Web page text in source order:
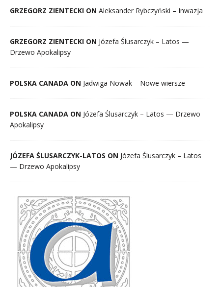
GRZEGORZ ZIENTECKI ON Aleksander Rybczyński – Inwazja
GRZEGORZ ZIENTECKI ON Józefa Ślusarczyk – Latos —
Drzewo Apokalipsy
POLSKA CANADA ON Jadwiga Nowak – Nowe wiersze
POLSKA CANADA ON Józefa Ślusarczyk – Latos — Drzewo
Apokalipsy
JÓZEFA ŚLUSARCZYK-LATOS ON Józefa Ślusarczyk – Latos
— Drzewo Apokalipsy